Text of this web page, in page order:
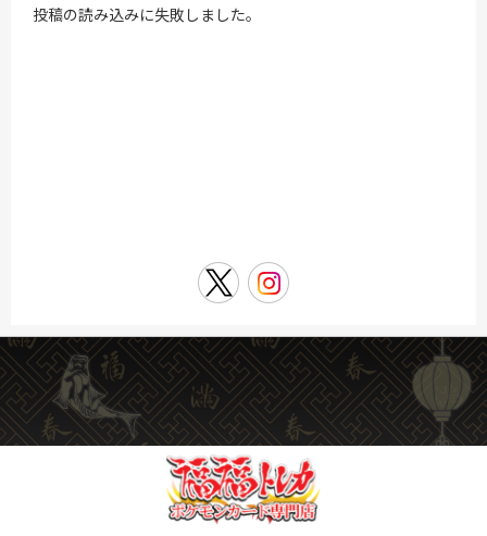
投稿の読み込みに失敗しました。